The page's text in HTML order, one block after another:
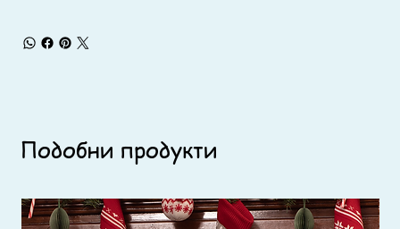
Подобни продукти